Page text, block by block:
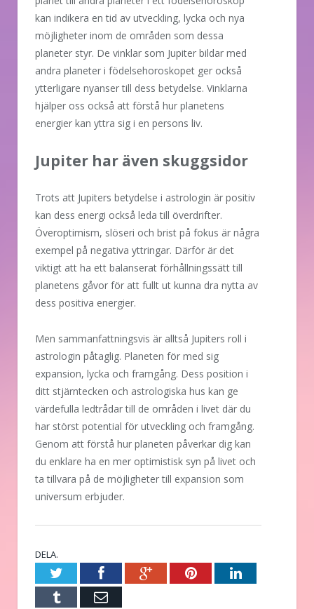
kan indikera en tid av utveckling, lycka och nya
möjligheter inom de områden som dessa
planeter styr. De vinklar som Jupiter bildar med
andra planeter i födelsehoroskopet ger också
ytterligare nyanser till dess betydelse. Vinklarna
hjälper oss också att förstå hur planetens
energier kan yttra sig i en persons liv.
Jupiter har även skuggsidor
Trots att Jupiters betydelse i astrologin är positiv
kan dess energi också leda till överdrifter.
Överoptimism, slöseri och brist på fokus är några
exempel på negativa yttringar. Därför är det
viktigt att ha ett balanserat förhållningssätt till
planetens gåvor för att fullt ut kunna dra nytta av
dess positiva energier.
Men sammanfattningsvis är alltså Jupiters roll i
astrologin påtaglig. Planeten för med sig
expansion, lycka och framgång. Dess position i
ditt stjärntecken och astrologiska hus kan ge
värdefulla ledtrådar till de områden i livet där du
har störst potential för utveckling och framgång.
Genom att förstå hur planeten påverkar dig kan
du enklare ha en mer optimistisk syn på livet och
ta tillvara på de möjligheter till expansion som
universum erbjuder.
DELA.
TwitterFacebookGoogle+PinterestLinkedIn
Tumblr E-